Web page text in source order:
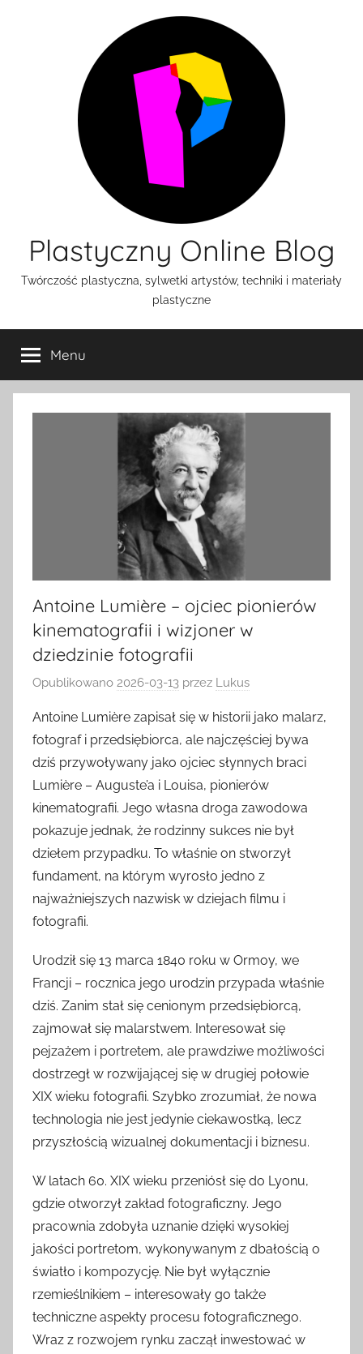
Plastyczny Online Blog
Twórczość plastyczna, sylwetki artystów, techniki i materiały
plastyczne
Menu
Antoine Lumière – ojciec pionierów
kinematografii i wizjoner w
dziedzinie fotografii
Opublikowano 2026-03-13 przez Lukus
Antoine Lumière zapisał się w historii jako malarz,
fotograf i przedsiębiorca, ale najczęściej bywa
dziś przywoływany jako ojciec słynnych braci
Lumière – Auguste’a i Louisa, pionierów
kinematografii. Jego własna droga zawodowa
pokazuje jednak, że rodzinny sukces nie był
dziełem przypadku. To właśnie on stworzył
fundament, na którym wyrosło jedno z
najważniejszych nazwisk w dziejach filmu i
fotografii.
Urodził się 13 marca 1840 roku w Ormoy, we
Francji – rocznica jego urodzin przypada właśnie
dziś. Zanim stał się cenionym przedsiębiorcą,
zajmował się malarstwem. Interesował się
pejzażem i portretem, ale prawdziwe możliwości
dostrzegł w rozwijającej się w drugiej połowie
XIX wieku fotografii. Szybko zrozumiał, że nowa
technologia nie jest jedynie ciekawostką, lecz
przyszłością wizualnej dokumentacji i biznesu.
W latach 60. XIX wieku przeniósł się do Lyonu,
gdzie otworzył zakład fotograficzny. Jego
pracownia zdobyła uznanie dzięki wysokiej
jakości portretom, wykonywanym z dbałością o
światło i kompozycję. Nie był wyłącznie
rzemieślnikiem – interesowały go także
techniczne aspekty procesu fotograficznego.
Wraz z rozwojem rynku zaczął inwestować w